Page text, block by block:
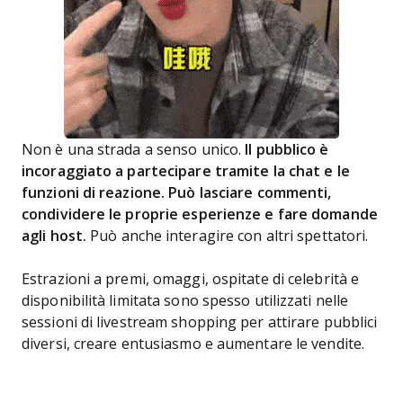
Non è una strada a senso unico.
Il pubblico è
incoraggiato a partecipare tramite la chat e le
funzioni di reazione. Può lasciare commenti,
condividere le proprie esperienze e fare domande
agli host. Può anche interagire con altri spettatori.
Estrazioni a premi, omaggi, ospitate di celebrità e
disponibilità limitata sono spesso utilizzati nelle
sessioni di livestream shopping per attirare pubblici
diversi, creare entusiasmo e aumentare le vendite.